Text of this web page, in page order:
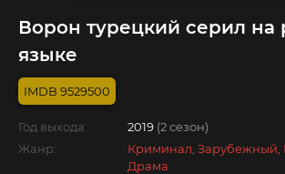
Ворон турецкий серил на
языке
9529500
Год выхода: 2019 (2 сезон)
Жанр:
Криминал, Зарубежный,
Драма